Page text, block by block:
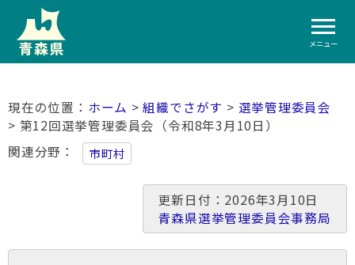
メニュー
ホーム >組織でさがす > 選挙管理委員会
> 第12回選挙管理委員会（令和8年3月10日）
関連分野
市町村
更新日付：2026年3月10日
青森県選挙管理委員会事務局